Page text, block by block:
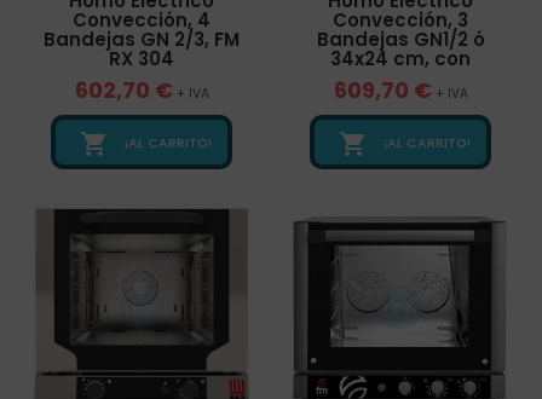
Convección, 4
Bandejas GN 2/3, FM
RX 304
602,70 € + IVA
 ¡AL CARRITO!
Convección, 3
Bandejas GN1/2 ó
34x24 cm, con
609,70 € + IVA
 ¡AL CARRITO!